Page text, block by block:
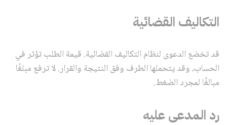
التكاليف القضائية
قد تخضع الدعوى لنظام التكاليف القضائية. قيمة الطلب تؤثر في
الحساب، وقد يتحملها الطرف وفق النتيجة والقرار. لا ترفع مبلغًا
مبالغًا لمجرد الضغط.
رد المدعى عليه